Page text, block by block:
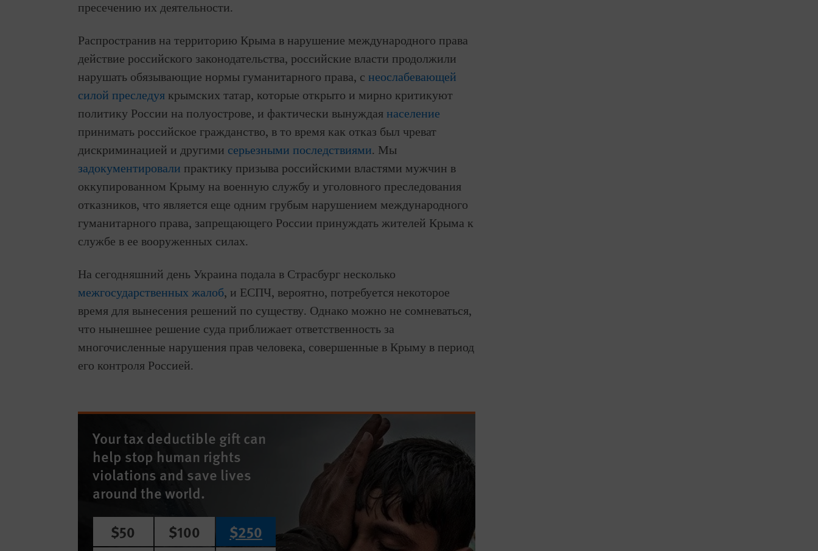
пресечению их деятельности.
Распространив на территорию Крыма в нарушение международного права
действие российского законодательства, российские власти продолжили
нарушать обязывающие нормы гуманитарного права, с неослабевающей
силой преследуя крымских татар, которые открыто и мирно критикуют
политику России на полуострове, и фактически вынуждая население
принимать российское гражданство, в то время как отказ был чреват
дискриминацией и другими серьезными последствиями. Мы
задокументировали практику призыва российскими властями мужчин в
оккупированном Крыму на военную службу и уголовного преследования
отказников, что является еще одним грубым нарушением международного
гуманитарного права, запрещающего России принуждать жителей Крыма к
службе в ее вооруженных силах.
На сегодняшний день Украина подала в Страсбург несколько
межгосударственных жалоб, и ЕСПЧ, вероятно, потребуется некоторое
время для вынесения решений по существу. Однако можно не сомневаться,
что нынешнее решение суда приближает ответственность за
многочисленные нарушения прав человека, совершенные в Крыму в период
его контроля Россией.
Your tax deductible gift can
help stop human rights
violations and save lives
around the world.
$50
$100
$250